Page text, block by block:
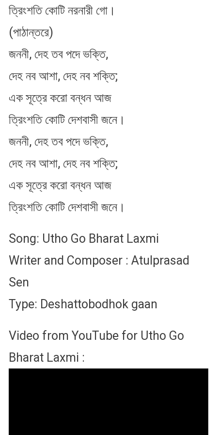
ত্রিংশতি কোটি নরনারী গো।
(পাঠান্তরে)
জননী, দেহ তব পদে ভক্তি,
দেহ নব আশা, দেহ নব শক্তি;
এক সূত্রে করো বন্ধন আজ
ত্রিংশতি কোটি দেশবাসী জনে।
জননী, দেহ তব পদে ভক্তি,
দেহ নব আশা, দেহ নব শক্তি;
এক সূত্রে করো বন্ধন আজ
ত্রিংশতি কোটি দেশবাসী জনে।
Song: Utho Go Bharat Laxmi
Writer and Composer : Atulprasad
Sen
Type: Deshattobodhok gaan
Video from YouTube for Utho Go
Bharat Laxmi :